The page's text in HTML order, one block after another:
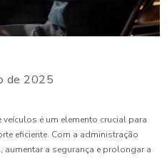
de 2025
é um elemento crucial para
eficiente. Com a administração
a segurança e prolongar a